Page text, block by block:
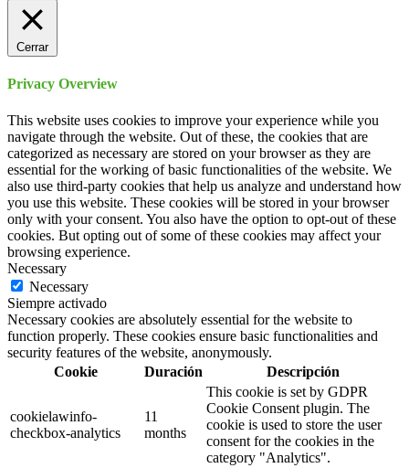
Cerrar
Privacy Overview
This website uses cookies to improve your experience while you
navigate through the website. Out of these, the cookies that are
categorized as necessary are stored on your browser as they are
essential for the working of basic functionalities of the website. We
also use third-party cookies that help us analyze and understand how
you use this website. These cookies will be stored in your browser
only with your consent. You also have the option to opt-out of these
cookies. But opting out of some of these cookies may affect your
browsing experience.
Necessary
Necessary
Siempre activado
Necessary cookies are absolutely essential for the website to
function properly. These cookies ensure basic functionalities and
security features of the website, anonymously.
Cookie
Duración Descripción
cookielawinfo-
checkbox-analytics
11
months
This cookie is set by GDPR
Cookie Consent plugin. The
cookie is used to store the user
consent for the cookies in the
category "Analytics".